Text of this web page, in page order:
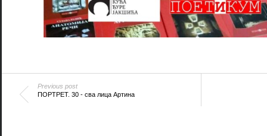
Previous post
ПОРТРЕТ. 30 - сва лица Артина